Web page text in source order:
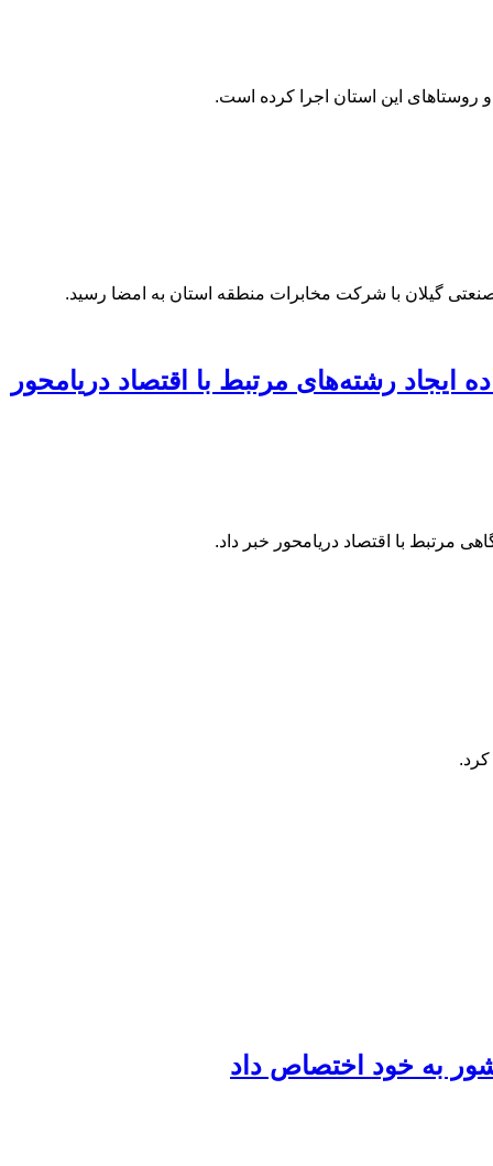
گیلان با شرکت مخابرات منطقه استان به امضا رسید.
رشته‌های مرتبط با اقتصاد دریامحور
مرتبط با اقتصاد دریامحور خبر داد.
کرد.
به خود اختصاص داد